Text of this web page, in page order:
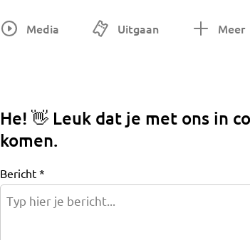
Media Uitgaan Meer
He! 👋 Leuk dat je met ons in
komen.
Bericht*